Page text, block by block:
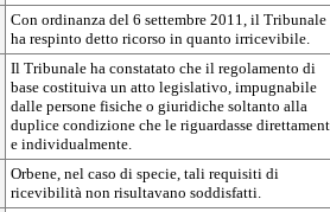
Con ordinanza del 6 settembre 2011, il Tribunale
ha respinto detto ricorso in quanto irricevibile.
Il Tribunale ha constatato che il regolamento di
base costituiva un atto legislativo, impugnabile
dalle persone fisiche o giuridiche soltanto alla
duplice condizione che le riguardasse
e individualmente.
Orbene, nel caso di specie, tali requisiti di
ricevibilità non risultavano soddisfatti.